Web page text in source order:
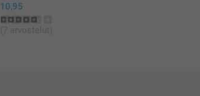
10,95
(7 arvostelut)